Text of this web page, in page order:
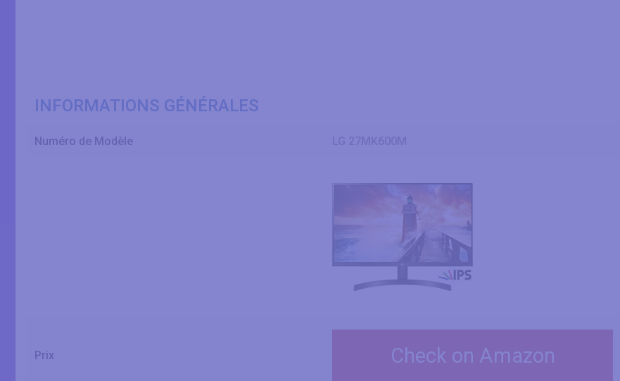
INFORMATIONS GÉNÉRALES
Numéro de Modèle
Prix Check on Amazon